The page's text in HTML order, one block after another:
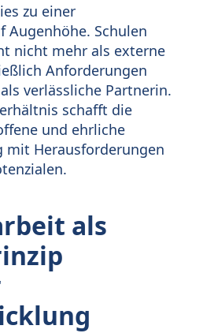
zu einer
Augenhöhe. Schulen
nicht mehr als externe
Anforderungen
verlässliche Partnerin.
schafft die
und ehrliche
mit Herausforderungen
als